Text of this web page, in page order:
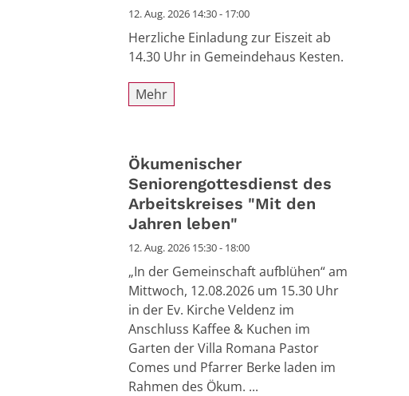
12. Aug. 2026 14:30 - 17:00
Herzliche Einladung zur Eiszeit ab
14.30 Uhr in Gemeindehaus Kesten.
Mehr
Ökumenischer
Seniorengottesdienst des
Arbeitskreises "Mit den
Jahren leben"
12. Aug. 2026 15:30 - 18:00
„In der Gemeinschaft aufblühen“ am
Mittwoch, 12.08.2026 um 15.30 Uhr
in der Ev. Kirche Veldenz im
Anschluss Kaffee & Kuchen im
Garten der Villa Romana Pastor
Comes und Pfarrer Berke laden im
Rahmen des Ökum. ...